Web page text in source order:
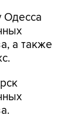
Одесса
а также